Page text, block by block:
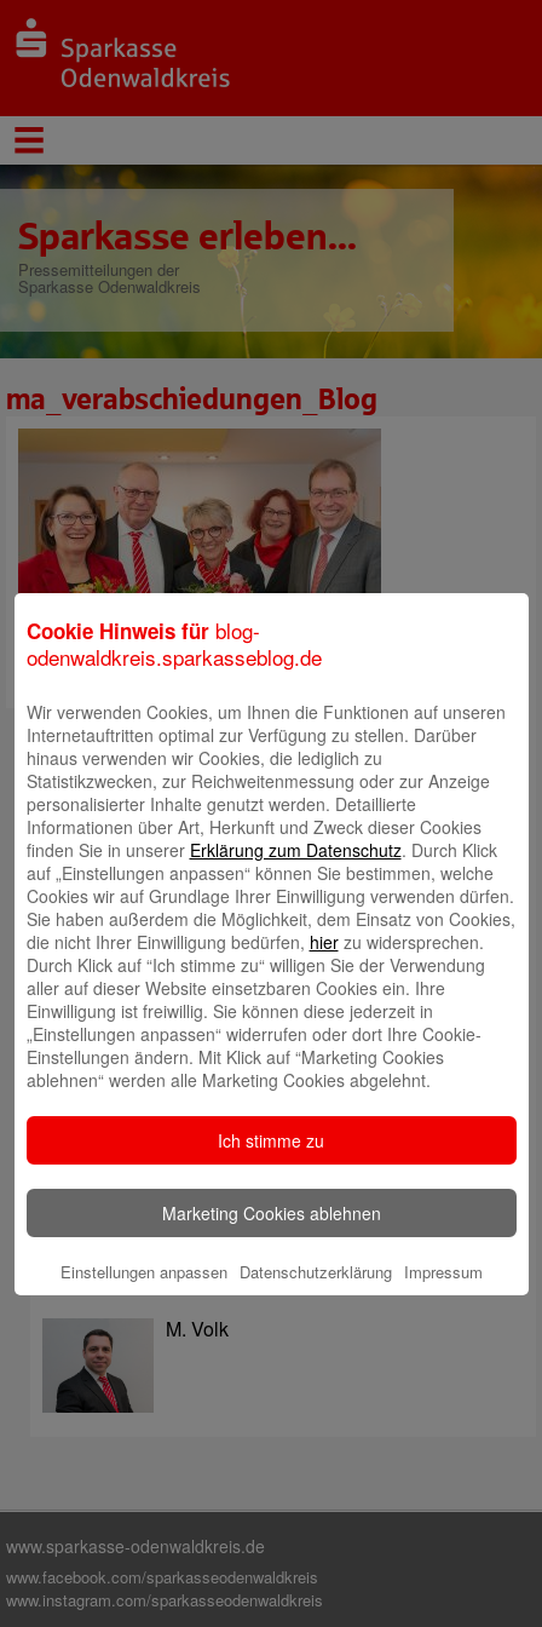
Sparkasse erleben...
Pressemitteilungen der
Sparkasse Odenwaldkreis
ma_verabschiedungen_Blog
Kontakt
mail@sparkasse-odenwaldkreis.de
Telefon: 06062 500
Auch per WhatsApp erreichbar!
Neueste Beiträge
Sparkassen Kino Open-Air-Sommer 2026 startet
Öffnungszeiten der Sparkasse zum Wiesenmarkt
Herausragende Vertriebsleistung in Jahr 2025: Team
des ImmobilienCenter der Sparkasse Odenwaldkreis
überzeugt mit Kompetenz, Service und Erfolgsbilanz
Digitale Apotheke in der Sparkassen-Geschäftsstelle
Fränkisch-Crumbach eröffnet
Sparkasse stärkt das soziale Miteinander im
Odenwaldkreis
Autoren
M. Volk
www.sparkasse-odenwaldkreis.de
www.facebook.com/sparkasseodenwaldkreis
www.instagram.com/sparkasseodenwaldkreis
Cookie Hinweis für blog-
odenwaldkreis.sparkasseblog.de
Wir verwenden Cookies, um Ihnen die Funktionen auf unseren
Internetauftritten optimal zur Verfügung zu stellen. Darüber
hinaus verwenden wir Cookies, die lediglich zu
Statistikzwecken, zur Reichweitenmessung oder zur Anzeige
personalisierter Inhalte genutzt werden. Detaillierte
Informationen über Art, Herkunft und Zweck dieser Cookies
finden Sie in unserer Erklärung zum Datenschutz. Durch Klick
auf „Einstellungen anpassen“ können Sie bestimmen, welche
Cookies wir auf Grundlage Ihrer Einwilligung verwenden dürfen.
Sie haben außerdem die Möglichkeit, dem Einsatz von Cookies,
die nicht Ihrer Einwilligung bedürfen, hierzu widersprechen.
Durch Klick auf “Ich stimme zu“ willigen Sie der Verwendung
aller auf dieser Website einsetzbaren Cookies ein. Ihre
Einwilligung ist freiwillig. Sie können diese jederzeit in
„Einstellungen anpassen“ widerrufen oder dort Ihre Cookie-
Einstellungen ändern. Mit Klick auf “Marketing Cookies
ablehnen“ werden alle Marketing Cookies abgelehnt.
Ich stimme zu
Marketing Cookies ablehnen
Einstellungen anpassen Datenschutzerklärung Impressum